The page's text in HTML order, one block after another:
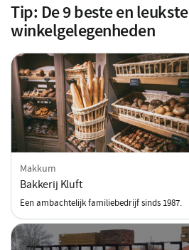
Tip: De9beste en leukste
winkelgelegenheden
Makkum
Bakkerij Kluft
Een ambachtelijk familiebedrijf sinds 1987.